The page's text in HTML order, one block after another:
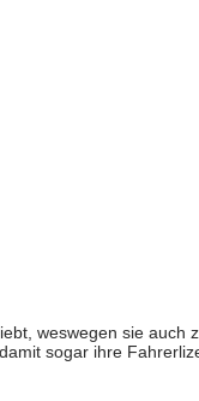
weswegen sie auch
sogar ihre